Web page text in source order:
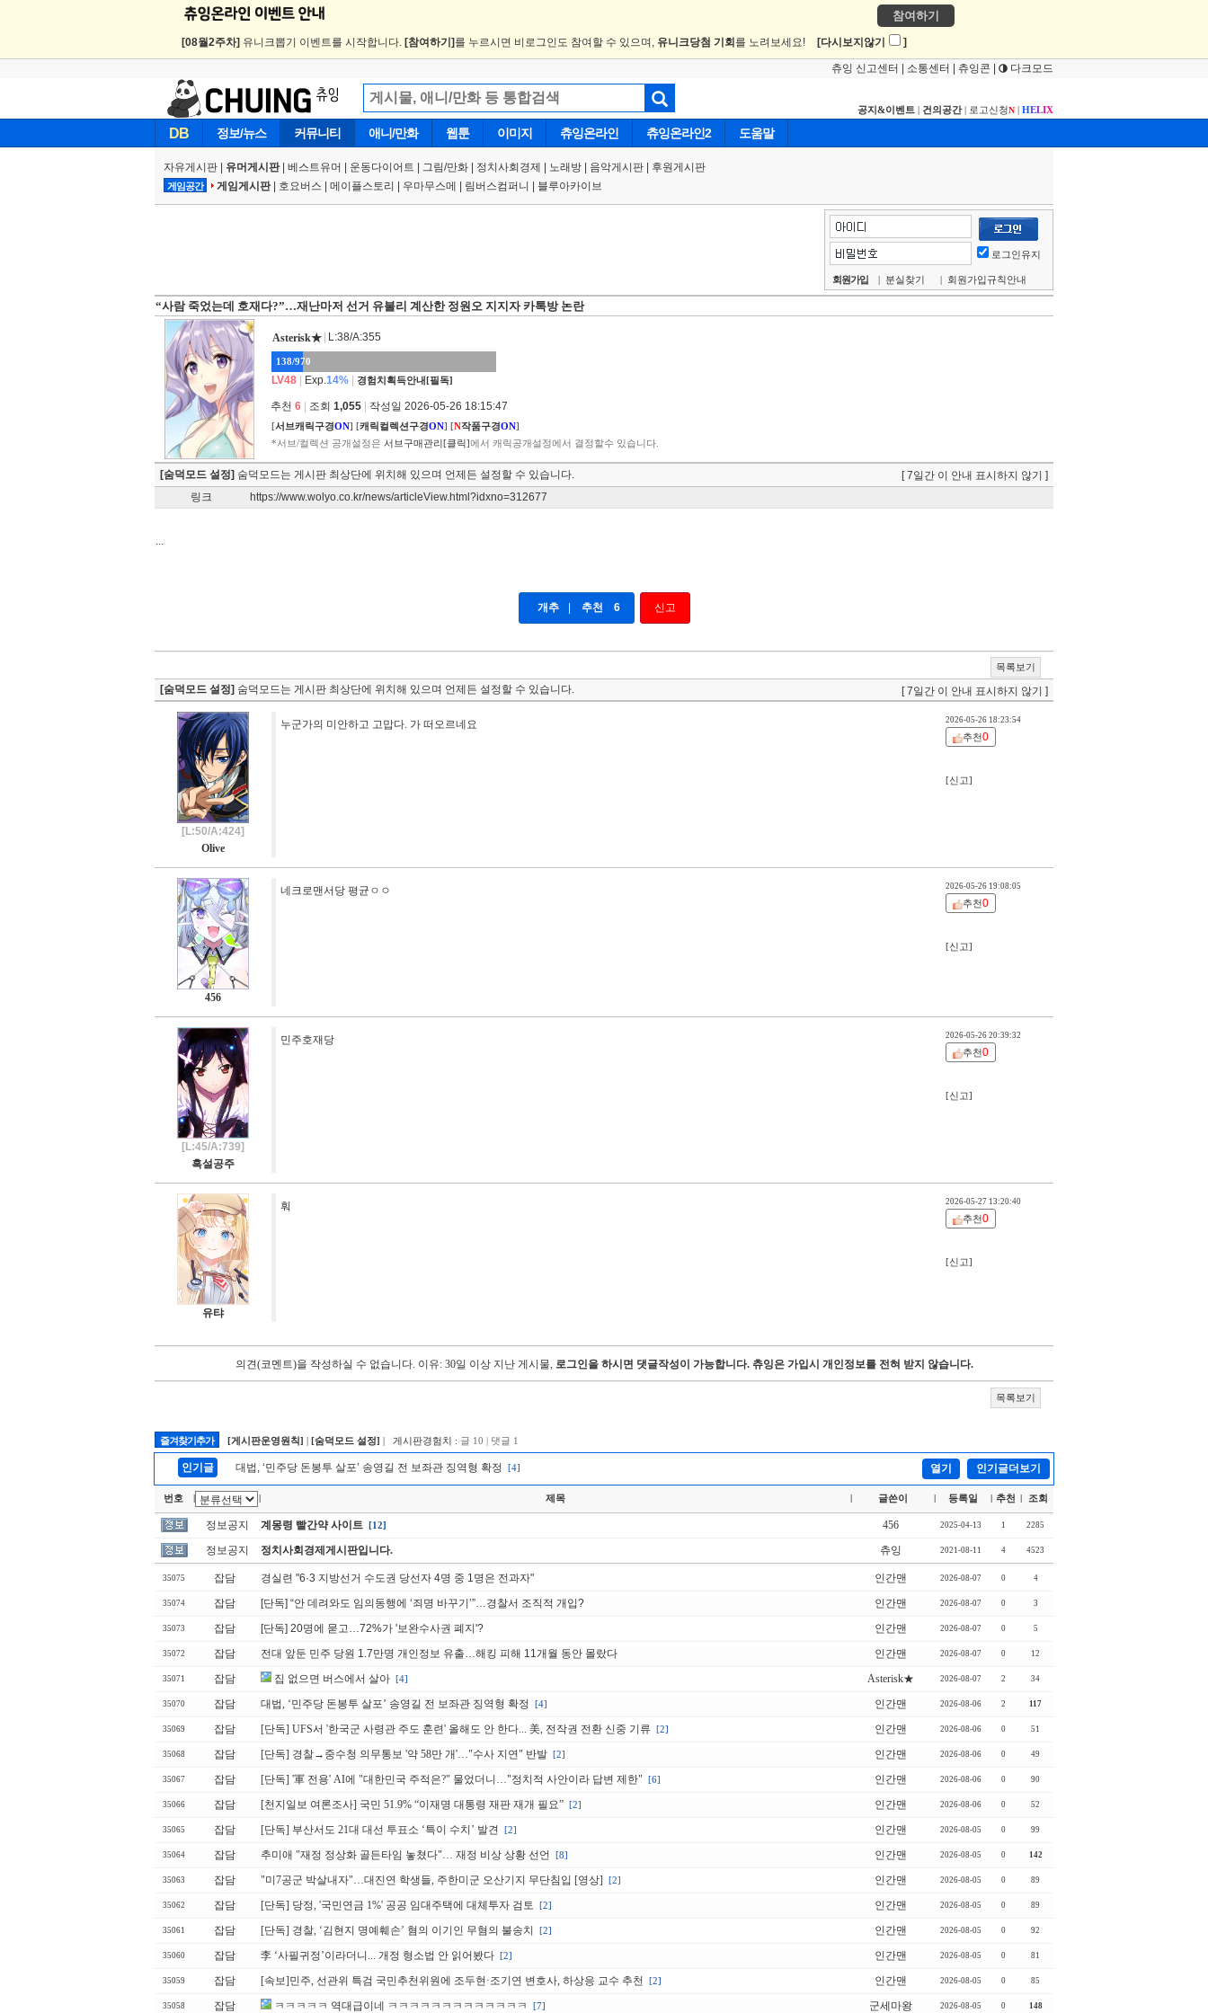
참여하기
[08월2주차] 유니크뽑기 이벤트를 시작합니다. [참여하기] 를 누르시면 비로그인도 참여할 수 있으며, 유니크당첨 기회 를 노려보세요! [다시보지않기 ]
츄잉 신고센터 소통센터 츄잉콘 다크모드
공지&이벤트 | 건의공간| 로고신청N | HELIX
DB 정보/뉴스 커뮤니티 애니/만화 웹툰 이미지 츄잉온라인 츄잉온라인2 도움말
자유게시판 유머게시판| 베스트유머 운동다이어트 | 그림/만화 정치사회경제 노래방 음악게시판 후원게시판
게임공간 게임게시판| 호요버스 메이플스토리 우마무스메 림버스컴퍼니 블루아카이브
로그인유지
회원가입 | 분실찾기 | 회원가입규칙안내
“사람 죽었는데 호재다?”…재난마저 선거 유불리 계산한 정원오 지지자 카톡방 논란
Asterisk★ L:38/A:355
138/970
LV48 Exp.14% 경험치획득안내[필독]
추천 6 조회 1,055 작성일 2026-05-26 18:15:47
[서브캐릭구경ON] [캐릭컬렉션구경ON] [N작품구경ON]
*서브/컬렉션 공개설정은 서브구매관리[클릭]에서 캐릭공개설정에서 결정할수 있습니다.
[숨덕모드 설정] 숨덕모드는 게시판 최상단에 위치해 있으며 언제든 설정할 수 있습니다.
[ 7일간 이 안내 표시하지 않기 ]
링크
https://www.wolyo.co.kr/news/articleView.html?idxno=312677
...
개추 추천 6 신고
목록보기
[숨덕모드 설정] 숨덕모드는 게시판 최상단에 위치해 있으며 언제든 설정할 수 있습니다. [ 7일간 이 안내 표시하지 않기 ]
[L:50/A:424]
Olive
누군가의 미안하고 고맙다. 가 떠오르네요 2026-05-26 18:23:54
추천0
[신고]
456
네크로맨서당 평균ㅇㅇ 2026-05-26 19:08:05
추천0
[신고]
[L:45/A:739]
흑설공주
민주호재당 2026-05-26 20:39:32
추천0
[신고]
유탸
훠 2026-05-27 13:20:40
추천0
[신고]
의견(코멘트)을 작성하실 수 없습니다. 이유: 30일 이상 지난 게시물, 로그인을 하시면 댓글작성이 가능합니다. 츄잉은 가입시 개인정보를 전혀 받지 않습니다.
목록보기
즐겨찾기추가 [게시판운영원칙] | [숨덕모드 설정] | 게시판경험치 : 글 10 | 댓글 1
인기글 대법, ‘민주당 돈봉투 살포’ 송영길 전 보좌관 징역형 확정 [4] 열기 인기글더보기
번호 제목 글쓴이 등록일 추천 조회
정보공지 계몽령 빨간약 사이트 [12] 456 2025-04-13 1 2285
정보공지 정치사회경제게시판입니다. 츄잉 2021-08-11 4 4523
35075 잡담 경실련 "6·3 지방선거 수도권 당선자 4명 중 1명은 전과자" 인간맨 2026-08-07 0 4
35074 잡담 [단독] “안 데려와도 임의동행에 ‘죄명 바꾸기’”…경찰서 조직적 개입? 인간맨 2026-08-07 0 3
35073 잡담 [단독] 20명에 묻고…72%가 '보완수사권 폐지'? 인간맨 2026-08-07 0 5
35072 잡담 전대 앞둔 민주 당원 1.7만명 개인정보 유출…해킹 피해 11개월 동안 몰랐다 인간맨 2026-08-07 0 12
35071 잡담 집 없으면 버스에서 살아 [4] Asterisk★ 2026-08-07 2 34
35070 잡담 대법, ‘민주당 돈봉투 살포’ 송영길 전 보좌관 징역형 확정 [4] 인간맨 2026-08-06 2 117
35069 잡담 [단독] UFS서 '한국군 사령관 주도 훈련' 올해도 안 한다... 美, 전작권 전환 신중 기류 [2] 인간맨 2026-08-06 0 51
35068 잡담 [단독] 경찰→중수청 의무통보 '약 58만 개'…"수사 지연" 반발 [2] 인간맨 2026-08-06 0 49
35067 잡담 [단독] '軍 전용' AI에 "대한민국 주적은?" 물었더니…"정치적 사안이라 답변 제한" [6] 인간맨 2026-08-06 0 90
35066 잡담 [천지일보 여론조사] 국민 51.9% “이재명 대통령 재판 재개 필요” [2] 인간맨 2026-08-06 0 52
35065 잡담 [단독] 부산서도 21대 대선 투표소 ‘특이 수치’ 발견 [2] 인간맨 2026-08-05 0 99
35064 잡담 추미애 "재정 정상화 골든타임 놓쳤다"… 재정 비상 상황 선언 [8] 인간맨 2026-08-05 0 142
35063 잡담 "미7공군 박살내자"…대진연 학생들, 주한미군 오산기지 무단침입 [영상] [2] 인간맨 2026-08-05 0 89
35062 잡담 [단독] 당정, '국민연금 1%' 공공 임대주택에 대체투자 검토 [2] 인간맨 2026-08-05 0 89
35061 잡담 [단독] 경찰, ‘김현지 명예훼손’ 혐의 이기인 무혐의 불송치 [2] 인간맨 2026-08-05 0 92
35060 잡담 李 ‘사필귀정’이라더니... 개정 형소법 안 읽어봤다 [2] 인간맨 2026-08-05 0 81
35059 잡담 [속보]민주, 선관위 특검 국민추천위원에 조두현·조기연 변호사, 하상응 교수 추천 [2] 인간맨 2026-08-05 0 85
35058 잡담 ㅋㅋㅋㅋㅋ 역대급이네 ㅋㅋㅋㅋㅋㅋㅋㅋㅋㅋㅋㅋㅋ [7] 군세마왕 2026-08-05 0 148